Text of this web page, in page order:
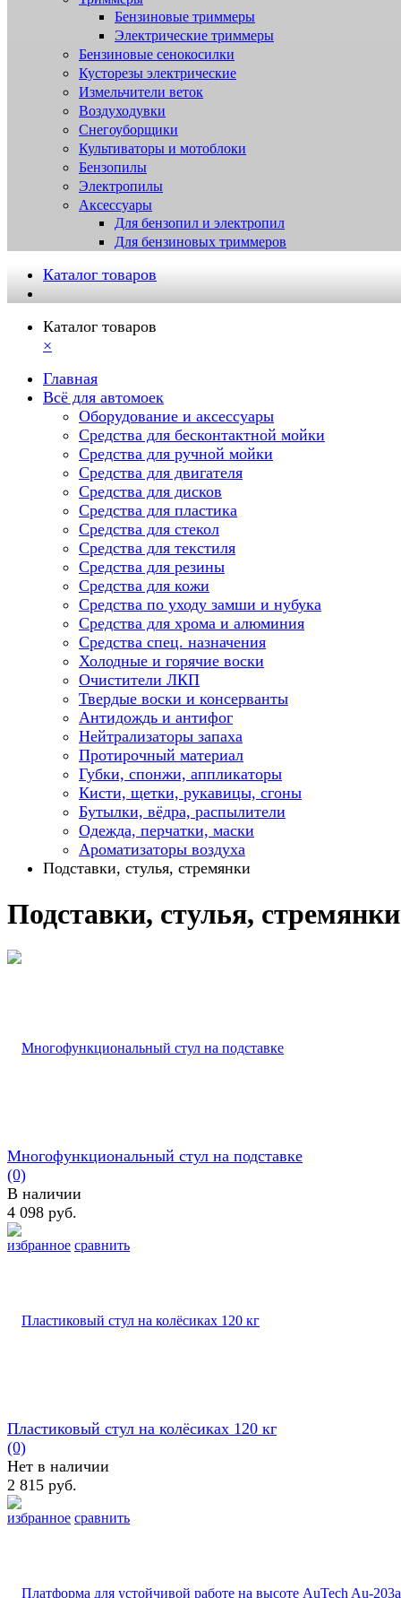
Бензиновые триммеры
Электрические триммеры
Бензиновые сенокосилки
Кусторезы электрические
Измельчители веток
Воздуходувки
Снегоуборщики
Культиваторы и мотоблоки
Бензопилы
Электропилы
Аксессуары
Для бензопил и электропил
Для бензиновых триммеров
Каталог товаров
Каталог товаров
×
Главная
Всё для автомоек
Оборудование и аксессуары
Средства для бесконтактной мойки
Средства для ручной мойки
Средства для двигателя
Средства для дисков
Средства для пластика
Средства для стекол
Средства для текстиля
Средства для резины
Средства для кожи
Средства по уходу замши и нубука
Средства для хрома и алюминия
Средства спец. назначения
Холодные и горячие воски
Очистители ЛКП
Твердые воски и консерванты
Антидождь и антифог
Нейтрализаторы запаха
Протирочный материал
Губки, спонжи, аппликаторы
Кисти, щетки, рукавицы, сгоны
Бутылки, вёдра, распылители
Одежда, перчатки, маски
Ароматизаторы воздуха
Подставки, стулья, стремянки
Подставки, стулья, стремянки
избранное сравнить
Многофункциональный стул на подставке
(0)
В наличии
4 098 руб.
избранное сравнить
Пластиковый стул на колёсиках 120 кг
(0)
Нет в наличии
2 815 руб.